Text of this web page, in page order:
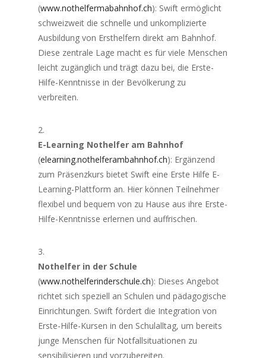
(www.nothelfermabahnhof.ch): Swift ermöglicht
schweizweit die schnelle und unkomplizierte
Ausbildung von Ersthelfern direkt am Bahnhof.
Diese zentrale Lage macht es für viele Menschen
leicht zugänglich und trägt dazu bei, die Erste-
Hilfe-Kenntnisse in der Bevölkerung zu
verbreiten.
E-Learning Nothelfer am Bahnhof
(elearning.nothelferambahnhof.ch): Ergänzend
zum Präsenzkurs bietet Swift eine Erste Hilfe E-
Learning-Plattform an. Hier können Teilnehmer
flexibel und bequem von zu Hause aus ihre Erste-
Hilfe-Kenntnisse erlernen und auffrischen.
Nothelfer in der Schule
(www.nothelferinderschule.ch): Dieses Angebot
richtet sich speziell an Schulen und pädagogische
Einrichtungen. Swift fördert die Integration von
Erste-Hilfe-Kursen in den Schulalltag, um bereits
junge Menschen für Notfallsituationen zu
sensibilisieren und vorzubereiten.